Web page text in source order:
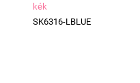
kék
SK6316-LBLUE